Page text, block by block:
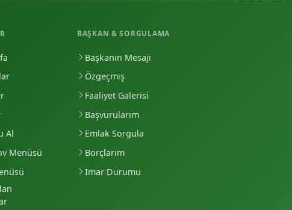
Al
Menüsü
BAŞKAN & SORGULAMA
Başkanın Mesajı
Özgeçmiş
Faaliyet Galerisi
Başvurularım
Emlak Sorgula
Borçlarım
İmar Durumu